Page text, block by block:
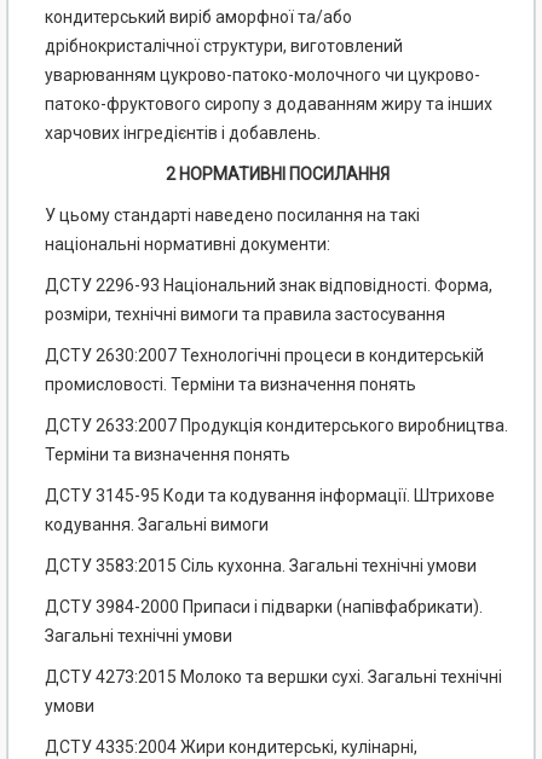
кондитерський виріб аморфної та/або
дрібнокристалічної структури, виготовлений
уварюванням цукрово-патоко-молочного чи цукрово-
патоко-фруктового сиропу з додаванням жиру та інших
харчових інгредієнтів і добавлень.
2 НОРМАТИВНІ ПОСИЛАННЯ
У цьому стандарті наведено посилання на такі
національні нормативні документи:
ДСТУ 2296-93 Національний знак відповідності. Форма,
розміри, технічні вимоги та правила застосування
ДСТУ 2630:2007 Технологічні процеси в кондитерській
промисловості. Терміни та визначення понять
ДСТУ 2633:2007 Продукція кондитерського виробництва.
Терміни та визначення понять
ДСТУ 3145-95 Коди та кодування інформації. Штрихове
кодування. Загальні вимоги
ДСТУ 3583:2015 Сіль кухонна. Загальні технічні умови
ДСТУ 3984-2000 Припаси і підварки (напівфабрикати).
Загальні технічні умови
ДСТУ 4273:2015 Молоко та вершки сухі. Загальні технічні
умови
ДСТУ 4335:2004 Жири кондитерські, кулінарні,